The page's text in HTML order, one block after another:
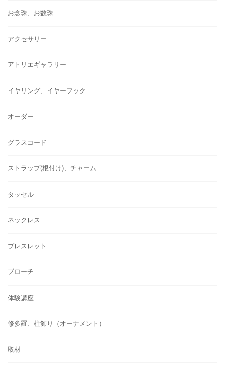
お念珠、お数珠
アクセサリー
アトリエギャラリー
イヤリング、イヤーフック
オーダー
グラスコード
ストラップ(根付け)、チャーム
タッセル
ネックレス
ブレスレット
ブローチ
体験講座
修多羅、柱飾り（オーナメント）
取材